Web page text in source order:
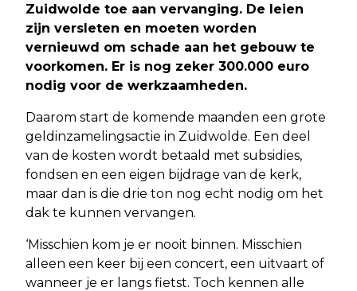
Zuidwolde toe aan vervanging. De leien
zijn versleten en moeten worden
vernieuwd om schade aan het gebouw te
voorkomen. Er is nog zeker 300.000 euro
nodig voor de werkzaamheden.
Daarom start de komende maanden een grote
geldinzamelingsactie in Zuidwolde. Een deel
van de kosten wordt betaald met subsidies,
fondsen en een eigen bijdrage van de kerk,
maar dan is die drie ton nog echt nodig om het
dak te kunnen vervangen.
‘Misschien kom je er nooit binnen. Misschien
alleen een keer bij een concert, een uitvaart of
wanneer je er langs fietst. Toch kennen alle